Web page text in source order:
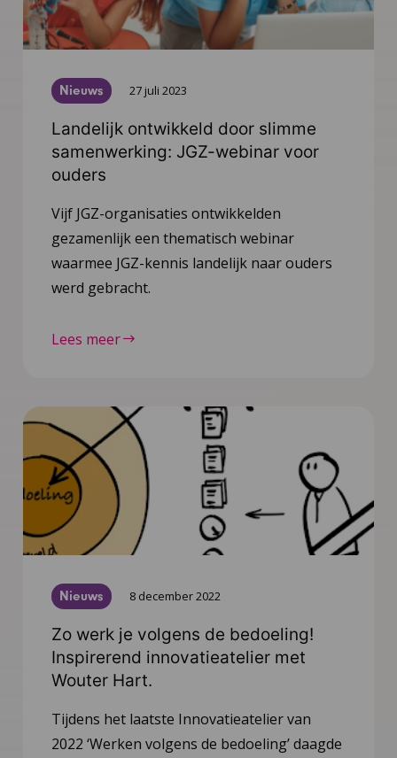
Nieuws 27 juli 2023
Landelijk ontwikkeld door slimme
samenwerking: JGZ-webinar voor
ouders
Vijf JGZ-organisaties ontwikkelden
gezamenlijk een thematisch webinar
waarmee JGZ-kennis landelijk naar ouders
werd gebracht.
Lees meer
Nieuws 8 december 2022
Zo werk je volgens de bedoeling!
Inspirerend innovatieatelier met
Wouter Hart.
Tijdens het laatste Innovatieatelier van
2022 ‘Werken volgens de bedoeling’ daagde